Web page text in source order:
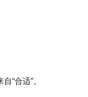
“合适”。